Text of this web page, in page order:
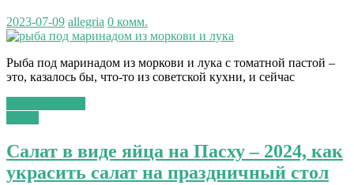
2023-07-09 allegria 0 комм.
Рыба под маринадом из моркови и лука с томатной пастой –
это, казалось бы, что-то из советской кухни, и сейчас
Салат в виде яйца на Пасху – 2024, как
украсить салат на праздничный стол